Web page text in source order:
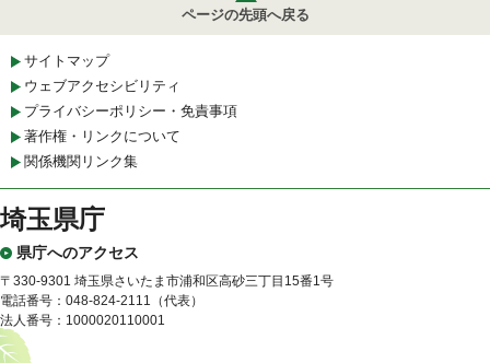
ページの先頭へ戻る
サイトマップ
ウェブアクセシビリティ
プライバシーポリシー・免責事項
著作権・リンクについて
関係機関リンク集
埼玉県庁
県庁へのアクセス
〒330-9301 埼玉県さいたま市浦和区高砂三丁目15番1号
電話番号：048-824-2111（代表）
法人番号：1000020110001